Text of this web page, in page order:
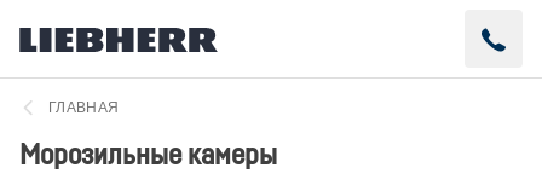
ГЛАВНАЯ
Морозильные камеры